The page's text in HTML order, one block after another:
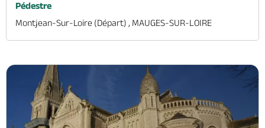
Pédestre
Montjean-Sur-Loire (départ) , MAUGES-SUR-LOIRE